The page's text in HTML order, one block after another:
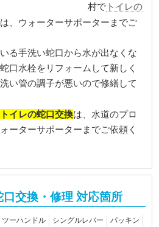
村で トイレの
、ウォーターサポーターまでご
る手洗い蛇口から水が出なくな
口水栓をリフォームして新しく
い管の調子が悪いので修繕して
トイレの蛇口交換は、水道のプロ
ーターサポーターまでご依頼く
交換・修理 対応箇所
ツーハンドル シングルレバー
パッキン